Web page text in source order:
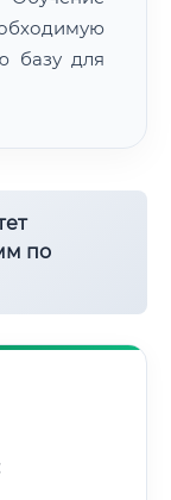
базу для
по